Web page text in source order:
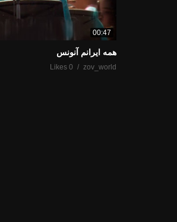
00:47
همه ایرانم آنونس
zov_world
0 Likes